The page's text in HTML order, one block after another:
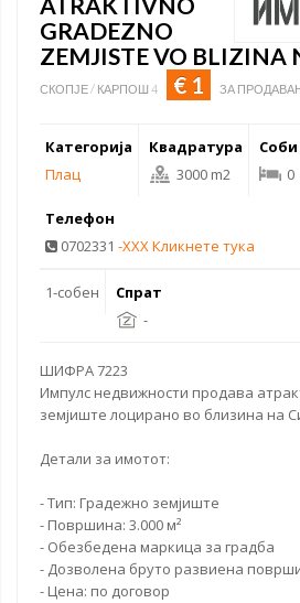
GRADEZNO
ZEMJISTE VO BLIZINA
СКОПЈЕ / КАРПОШ 4 € 1 ЗА
Категорија
Плац
Квадратура
3000 m2
Соби
0
Телефон
0702331 -XXX Кликнете тука
1-собен
Спрат
-
ШИФРА 7223
Импулс недвижности продава
земјиште лоцирано во близина на
Детали за имотот:
- Тип: Градежно земјиште
- Површина: 3.000 м²
- Обезбедена маркица за градба
- Дозволена бруто развиена
- Цена: по договор